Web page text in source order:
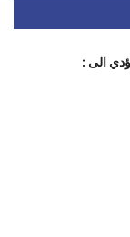
الى :